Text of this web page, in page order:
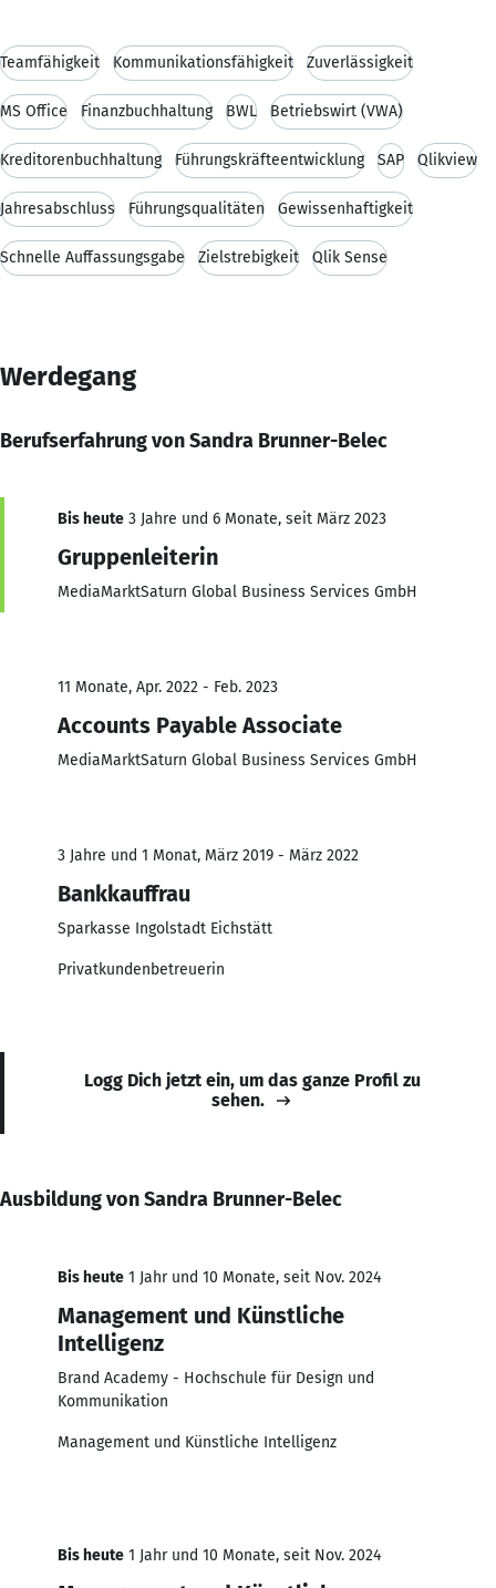
Teamfähigkeit Kommunikationsfähigkeit Zuverlässigkeit
MS Office Finanzbuchhaltung BWL Betriebswirt (VWA)
Kreditorenbuchhaltung Führungskräfteentwicklung SAP Qlikview
Jahresabschluss Führungsqualitäten Gewissenhaftigkeit
Schnelle Auffassungsgabe Zielstrebigkeit Qlik Sense
Werdegang
Berufserfahrung von Sandra Brunner-Belec
Bis heute 3 Jahre und 6 Monate, seit März 2023
Gruppenleiterin
MediaMarktSaturn Global Business Services GmbH
11 Monate, Apr. 2022 - Feb. 2023
Accounts Payable Associate
MediaMarktSaturn Global Business Services GmbH
3 Jahre und 1 Monat, März 2019 - März 2022
Bankkauffrau
Sparkasse Ingolstadt Eichstätt
Privatkundenbetreuerin
Logg Dich jetzt ein, um das ganze Profil zu
sehen.
Ausbildung von Sandra Brunner-Belec
Bis heute 1 Jahr und 10 Monate, seit Nov. 2024
Management und Künstliche
Intelligenz
Brand Academy - Hochschule für Design und
Kommunikation
Management und Künstliche Intelligenz
Bis heute 1 Jahr und 10 Monate, seit Nov. 2024